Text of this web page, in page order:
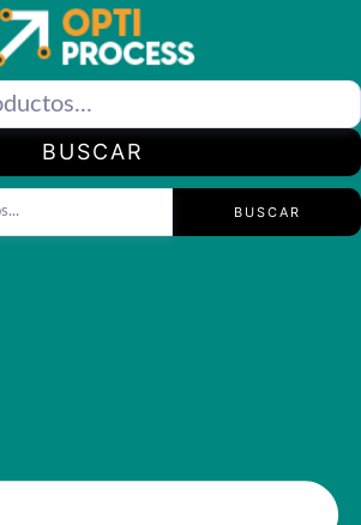
BUSCAR
BUSCAR